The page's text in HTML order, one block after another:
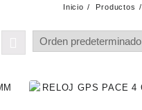
Inicio Productos